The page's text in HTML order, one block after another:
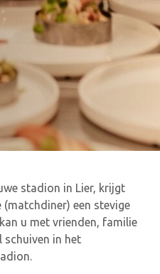
stadion in Lier, krijgt
een stevige
u met vrienden, familie
schuiven in het